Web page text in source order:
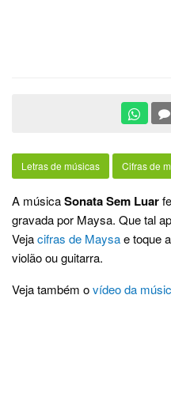
Letras de músicas Cifras de
A músicaSonata Sem Luar
gravada por Maysa. Que tal
Vejacifras de Maysae toque
violão ou guitarra.
Veja também ovídeo da